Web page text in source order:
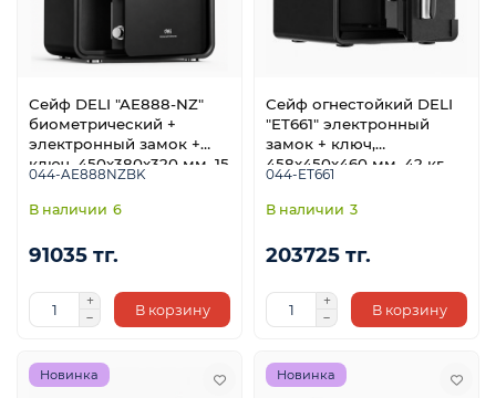
Сейф DELI "AE888-NZ"
биометрический +
электронный замок +
ключ, 450х380х320 мм, 15
кг, черный
044-AE888NZBK
6
91035 тг.
В корзину
Сейф огнестойкий DELI
"ET661" электронный
замок + ключ,
458х450х460 мм, 42 кг,
черный
044-ET661
3
203725 тг.
В корзину
Новинка Новинка